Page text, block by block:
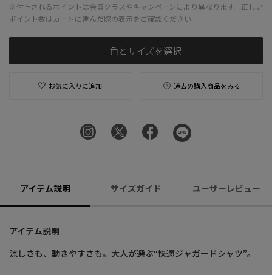
※付与されるポイントは会員クラスやキャンペーンにより異なります。正しい
ポイント数はカートに進んだ際の表示をご確認ください
色とサイズを選択
お気に入りに追加 過去の購入商品をみる
アイテム説明 サイズガイド ユーザーレビュー
アイテム説明
涼しさも、動きやすさも。大人が選ぶ“快適ジャガードシャツ”。